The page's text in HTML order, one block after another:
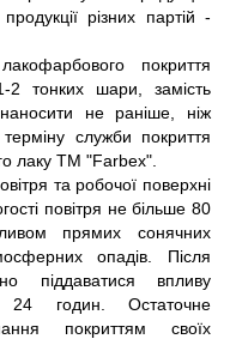
різних партій -
покриття
тонких шари, замість
не раніше, ніж
служби покриття
лаку ТМ "Farbex".
та робочої поверхні
повітря не більше 80
прямих сонячних
опадів. Після
піддаватися впливу
24 годин. Остаточне
покриттям своїх